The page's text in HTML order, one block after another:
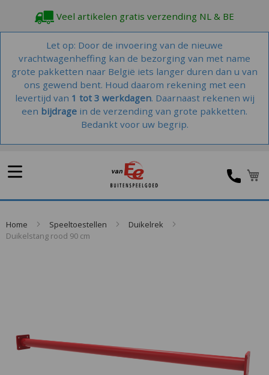
Veel artikelen gratis verzending NL & BE
Let op: Door de invoering van de nieuwe
vrachtwagenheffing kan de bezorging van met name
grote pakketten naar België iets langer duren dan u van
ons gewend bent. Houd daarom rekening met een
levertijd van 1 tot 3 werkdagen. Daarnaast rekenen wij
een bijdrage in de verzending van grote pakketten.
Bedankt voor uw begrip.
Home Speeltoestellen
Duikelrek
Duikelstang rood 90 cm
images
gallery